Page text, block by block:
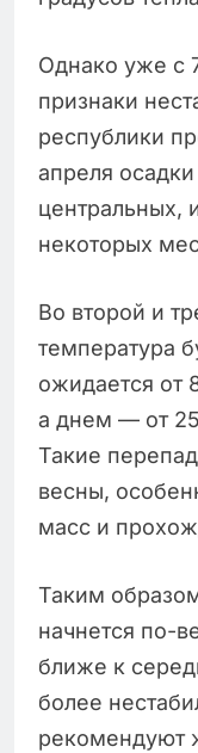
Однако уже с
признаки
республики
апреля
центральных,
некоторых
Во второй и
температура
ожидается от
а днем — от
Такие
весны,
масс и
Таким
начнется по-
ближе к
более
рекомендуют